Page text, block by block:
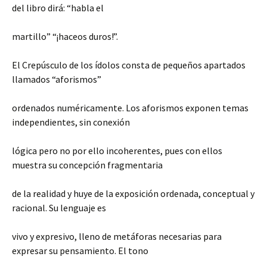
del libro dirá: “habla el
martillo” “¡haceos duros!”.
El Crepúsculo de los ídolos consta de pequeños apartados
llamados “aforismos”
ordenados numéricamente. Los aforismos exponen temas
independientes, sin conexión
lógica pero no por ello incoherentes, pues con ellos
muestra su concepción fragmentaria
de la realidad y huye de la exposición ordenada, conceptual y
racional. Su lenguaje es
vivo y expresivo, lleno de metáforas necesarias para
expresar su pensamiento. El tono